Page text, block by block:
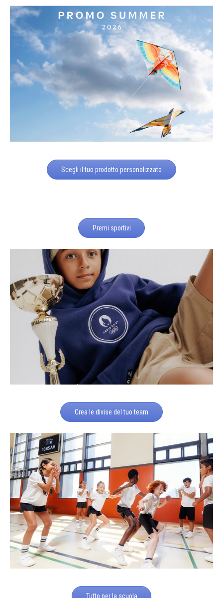
Scegli il tuo prodotto personalizzato
Premi sportivi
Crea le divise del tuo team
Tutto per la scuola